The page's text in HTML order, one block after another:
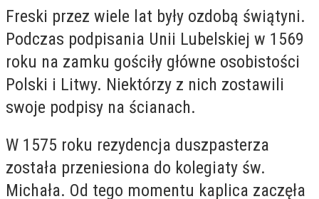
Freski przez wiele lat były ozdobą świątyni.
Podczas podpisania Unii Lubelskiej w 1569
roku na zamku gościły główne osobistości
Polski i Litwy. Niektórzy z nich zostawili
swoje podpisy na ścianach.
W 1575 roku rezydencja duszpasterza
została przeniesiona do kolegiaty św.
Michała. Od tego momentu kaplica zaczęła